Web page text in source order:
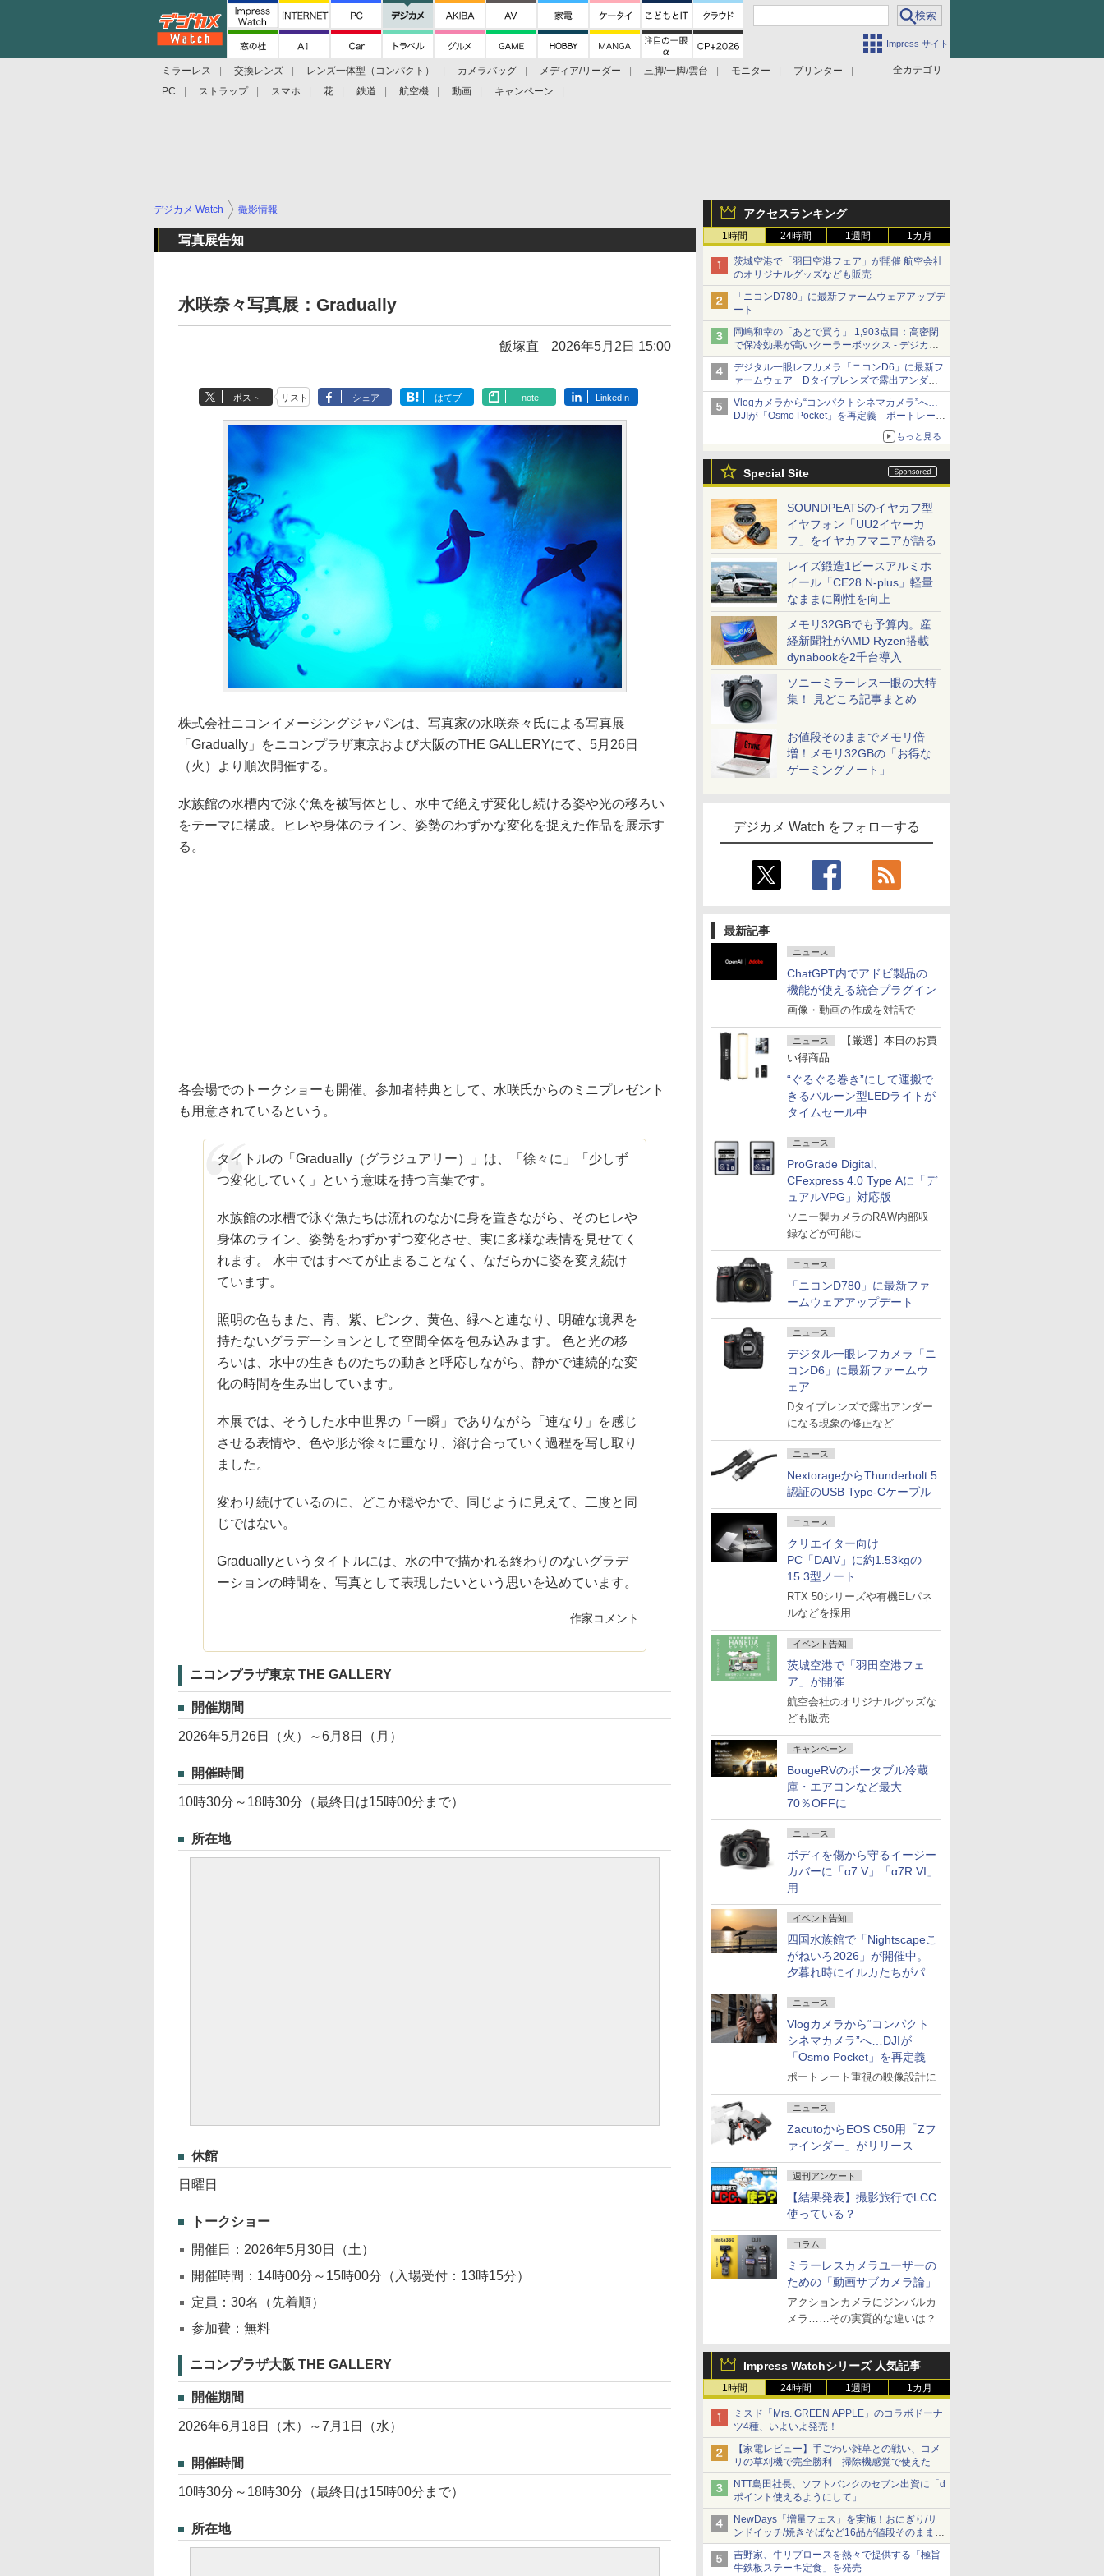
Impress サイト
全カテゴリ
ミラーレス 交換レンズ レンズ一体型（コンパクト） カメラバッグ メディア/リーダー 三脚/一脚/雲台 モニター
プリンター
PC
ストラップ スマホ 花 鉄道 航空機 動画 キャンペーン
アクセスランキング
1時間 24時間 1週間 1カ月
茨城空港で「羽田空港フェア」が開催 航空会社
のオリジナルグッズなども販売
「ニコンD780」に最新ファームウェアアップデ
ート
岡嶋和幸の「あとで買う」 1,903点目：高密閉
で保冷効果が高いクーラーボックス - デジカメ
Watch
デジタル一眼レフカメラ「ニコンD6」に最新フ
ァームウェア Dタイプレンズで露出アンダー
になる現象の修正など
Vlogカメラから“コンパクトシネマカメラ”へ…
DJIが「Osmo Pocket」を再定義 ポートレート
もっと見る
Special Site
SOUNDPEATSのイヤカフ型
イヤフォン「UU2イヤーカ
フ」をイヤカフマニアが語る
レイズ鍛造1ピースアルミホ
イール「CE28 N-plus」軽量
なままに剛性を向上
メモリ32GBでも予算内。産
経新聞社がAMD Ryzen搭載
dynabookを2千台導入
ソニーミラーレス一眼の大特
集！ 見どころ記事まとめ
お値段そのままでメモリ倍
増！メモリ32GBの「お得な
ゲーミングノート」
デジカメ Watch をフォローする
最新記事
ニュース
ChatGPT内でアドビ製品の
機能が使える統合プラグイン
画像・動画の作成を対話で
ニュース
【厳選】本日のお買
い得商品
“ぐるぐる巻き”にして運搬で
きるバルーン型LEDライトが
タイムセール中
ニュース
ProGrade Digital、
CFexpress 4.0 Type Aに「デ
ュアルVPG」対応版
ソニー製カメラのRAW内部収
録などが可能に
ニュース
「ニコンD780」に最新ファ
ームウェアアップデート
ニュース
デジタル一眼レフカメラ「ニ
コンD6」に最新ファームウ
ェア
Dタイプレンズで露出アンダー
になる現象の修正など
ニュース
NextorageからThunderbolt 5
認証のUSB Type-Cケーブル
ニュース
クリエイター向け
PC「DAIV」に約1.53kgの
15.3型ノート
RTX 50シリーズや有機ELパネ
ルなどを採用
イベント告知
茨城空港で「羽田空港フェ
ア」が開催
航空会社のオリジナルグッズな
ども販売
キャンペーン
BougeRVのポータブル冷蔵
庫・エアコンなど最大
70％OFFに
ニュース
ボディを傷から守るイージー
カバーに「α7 V」「α7R VI」
用
イベント告知
四国水族館で「Nightscapeこ
がねいろ2026」が開催中。
夕暮れ時にイルカたちがパフ
ォーマンスを繰り広げる
ニュース
Vlogカメラから“コンパクト
シネマカメラ”へ…DJIが
「Osmo Pocket」を再定義
ポートレート重視の映像設計に
ニュース
ZacutoからEOS C50用「Zフ
ァインダー」がリリース
週刊アンケート
【結果発表】撮影旅行でLCC
使っている？
コラム
ミラーレスカメラユーザーの
ための「動画サブカメラ論」
アクションカメラにジンバルカ
メラ……その実質的な違いは？
Impress Watchシリーズ 人気記事
1時間 24時間 1週間 1カ月
ミスド「Mrs. GREEN APPLE」のコラボドーナ
ツ4種、いよいよ発売！
【家電レビュー】手ごわい雑草との戦い、コメ
リの草刈機で完全勝利 掃除機感覚で使えた
NTT島田社長、ソフトバンクのセブン出資に「d
ポイント使えるようにして」
NewDays「増量フェス」を実施！おにぎり/サ
ンドイッチ/焼きそばなど16品が値段そのままで
ボリュームアップ
吉野家、牛リブロースを熱々で提供する「極旨
牛鉄板ステーキ定食」を発売
デジカメ Watch 撮影情報
写真展告知
水咲奈々写真展：Gradually
飯塚直 2026年5月2日 15:00
ポスト リスト シェア はてブ note LinkedIn
株式会社ニコンイメージングジャパンは、写真家の水咲奈々氏による写真展
「Gradually」をニコンプラザ東京および大阪のTHE GALLERYにて、5月26日
（火）より順次開催する。
水族館の水槽内で泳ぐ魚を被写体とし、水中で絶えず変化し続ける姿や光の移ろい
をテーマに構成。ヒレや身体のライン、姿勢のわずかな変化を捉えた作品を展示す
る。
各会場でのトークショーも開催。参加者特典として、水咲氏からのミニプレゼント
も用意されているという。
タイトルの「Gradually（グラジュアリー）」は、「徐々に」「少しず
つ変化していく」という意味を持つ言葉です。
水族館の水槽で泳ぐ魚たちは流れのなかに身を置きながら、そのヒレや
身体のライン、姿勢をわずかずつ変化させ、実に多様な表情を見せてく
れます。 水中ではすべてが止まることなく、なだらかに姿を変え続け
ています。
照明の色もまた、青、紫、ピンク、黄色、緑へと連なり、明確な境界を
持たないグラデーションとして空間全体を包み込みます。 色と光の移
ろいは、水中の生きものたちの動きと呼応しながら、静かで連続的な変
化の時間を生み出しています。
本展では、そうした水中世界の「一瞬」でありながら「連なり」を感じ
させる表情や、色や形が徐々に重なり、溶け合っていく過程を写し取り
ました。
変わり続けているのに、どこか穏やかで、同じように見えて、二度と同
じではない。
Graduallyというタイトルには、水の中で描かれる終わりのないグラデ
ーションの時間を、写真として表現したいという思いを込めています。
作家コメント
ニコンプラザ東京 THE GALLERY
開催期間
2026年5月26日（火）～6月8日（月）
開催時間
10時30分～18時30分（最終日は15時00分まで）
所在地
休館
日曜日
トークショー
開催日：2026年5月30日（土）
開催時間：14時00分～15時00分（入場受付：13時15分）
定員：30名（先着順）
参加費：無料
ニコンプラザ大阪 THE GALLERY
開催期間
2026年6月18日（木）～7月1日（水）
開催時間
10時30分～18時30分（最終日は15時00分まで）
所在地